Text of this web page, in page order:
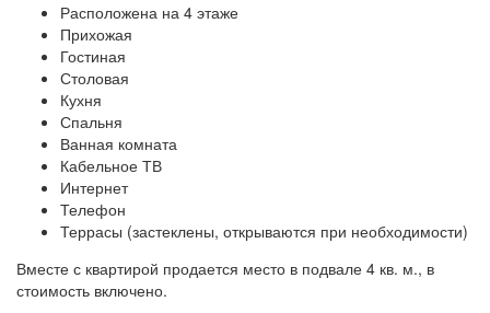
Расположена на 4 этаже
Прихожая
Гостиная
Столовая
Кухня
Спальня
Ванная комната
Кабельное ТВ
Интернет
Телефон
Террасы (застеклены, открываются при необходимости)
Вместе с квартирой продается место в подвале 4 кв. м., в
стоимость включено.